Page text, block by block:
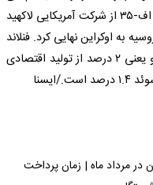
ناتو دارند. فنلاند خرید ۶۴ هواپیمای جنگنده اف-۳۵ از شرکت آمریکایی لاکهید
و قبل از حمله روسیه به اوکراین نهایی کرد. فنلاند
در حال حاضر به هدف هزینه‌های نظامی ناتو یعنی ۲ درصد از تولید اقتصادی
در مرداد ماه | زمان پرداخت